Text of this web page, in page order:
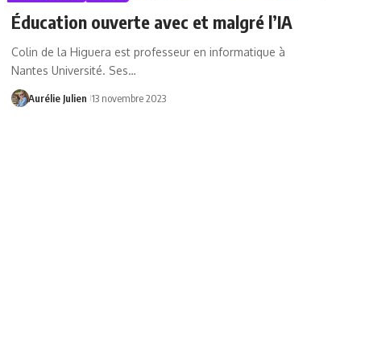
Éducation ouverte avec et malgré l’IA
Colin de la Higuera est professeur en informatique à
Nantes Université. Ses…
Aurélie Julien 13 novembre 2023